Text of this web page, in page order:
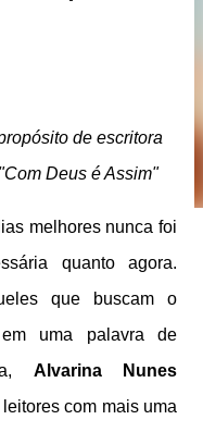
de escritora
Deus é Assim"
melhores nunca foi
quanto agora.
que buscam o
uma palavra de
Alvarina Nunes
com mais uma